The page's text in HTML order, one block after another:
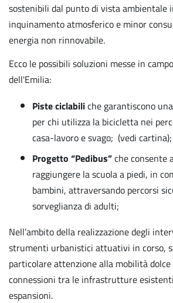
sostenibili dal punto di vista ambientale
inquinamento atmosferico e minor
energia non rinnovabile.
Ecco le possibili soluzioni messe in
dell'Emilia:
Piste ciclabiliche garantiscono
per chi utilizza la bicicletta nei
casa-lavoro e svago; (vedi cartina);
Progetto “Pedibus”che consente
raggiungere la scuola a piedi, in
bambini, attraversando percorsi
sorveglianza di adulti;
Nell’ambito della realizzazione degli
strumenti urbanistici attuativi in corso,
particolare attenzione alla mobilità dolce
connessioni tra le infrastrutture
espansioni.